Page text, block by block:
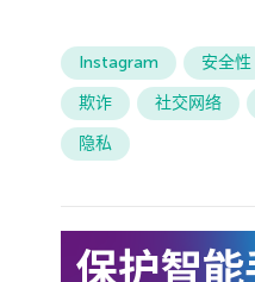
Instagram
安全性
欺诈
社交网络
隐私